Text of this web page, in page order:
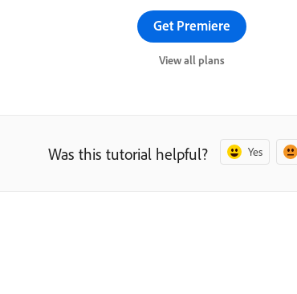
Get Premiere
View all plans
Was this tutorial helpful? Yes